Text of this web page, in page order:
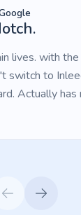
lives. with
switch to
Actually has
strange